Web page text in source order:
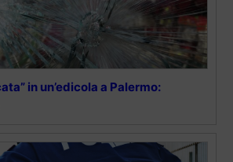
in un’edicola a Palermo: